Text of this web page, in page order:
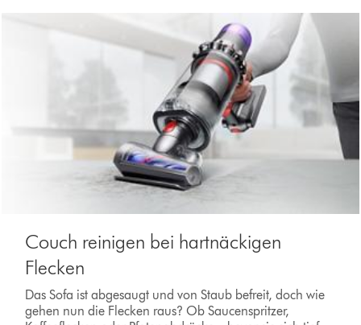
Couch reinigen bei hartnäckigen
Flecken
Das Sofa ist abgesaugt und von Staub befreit, doch wie
gehen nun die Flecken raus? Ob Saucenspritzer,